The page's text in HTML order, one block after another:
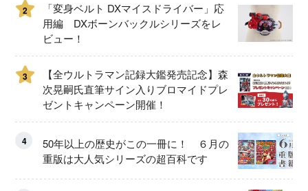
2
「変身ベルト DXマイスドライバー」応
用編 DXボーンバックルシリーズをレ
ビュー！
3
【全ウルトラマン記録大鑑発売記念】森
次晃嗣氏直筆サイン入りブロマイドプレ
ゼントキャンペーン開催！
4
50年以上の歴史がこの一冊に！ ６月の
重版は大人気シリーズの超百科です